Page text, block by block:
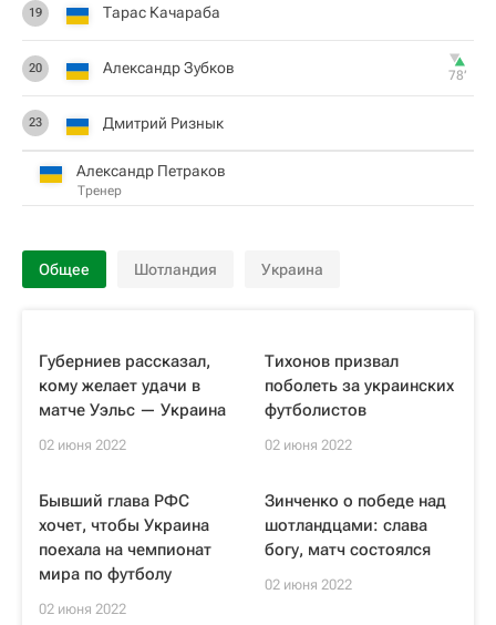
19 Тарас Качараба
20 Александр Зубков 78‎’‎
23 Дмитрий Ризнык
Александр Петраков
Тренер
Общее Шотландия Украина
Губерниев рассказал,
кому желает удачи в
матче Уэльс — Украина
02 июня 2022
Тихонов призвал
поболеть за украинских
футболистов
02 июня 2022
Бывший глава РФС
хочет, чтобы Украина
поехала на чемпионат
мира по футболу
02 июня 2022
Зинченко о победе над
шотландцами: слава
богу, матч состоялся
02 июня 2022